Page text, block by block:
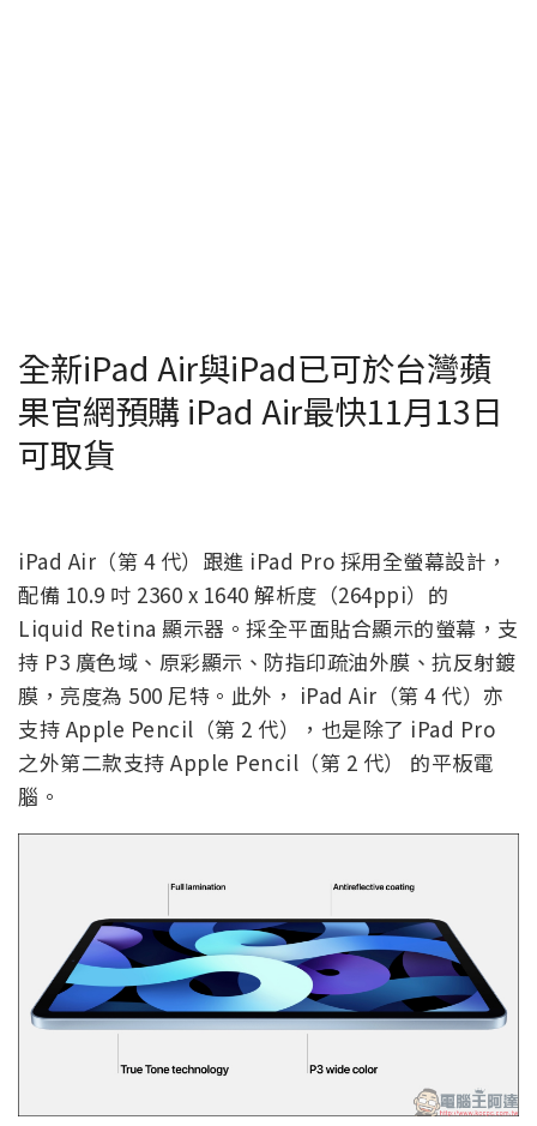
全新iPad Air與iPad已可於台灣蘋
果官網預購 iPad Air最快11月13日
可取貨
iPad Air（第 4 代）跟進 iPad Pro 採用全螢幕設計，
配備 10.9 吋 2360 x 1640 解析度（264ppi）的
Liquid Retina 顯示器。採全平面貼合顯示的螢幕，支
持 P3 廣色域、原彩顯示、防指印疏油外膜、抗反射鍍
膜，亮度為 500 尼特。此外， iPad Air（第 4 代）亦
支持 Apple Pencil（第 2 代），也是除了 iPad Pro
之外第二款支持 Apple Pencil（第 2 代） 的平板電
腦。